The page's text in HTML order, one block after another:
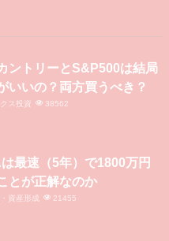
ントリーとS&P500は結局
いいの？両方買うべき？
ス投資 38562
最速（5年）で1800万円
とが正解なのか
資産形成 21455